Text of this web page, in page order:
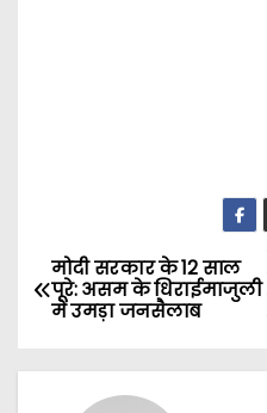
P
o
s
मोदी सरकार के 12 साल
पूरे: असम के धिराईमाजुली
में उमड़ा जनसैलाब